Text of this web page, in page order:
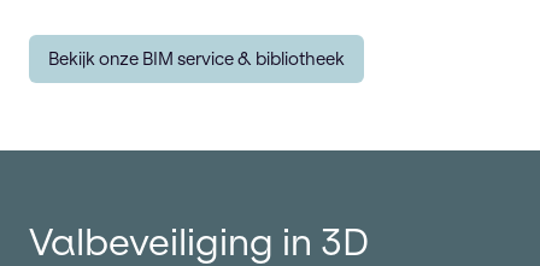
Bekijk onze BIM service & bibliotheek
Valbeveiliging in 3D